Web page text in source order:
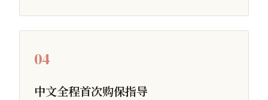
04
中文全程首次购保指导